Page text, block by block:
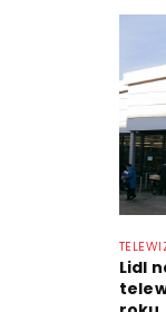
Lidl
roku